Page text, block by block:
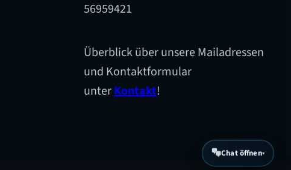
56959421
Überblick über unsere Mailadressen
und Kontaktformular
unterKontakt!
Chat öffnen